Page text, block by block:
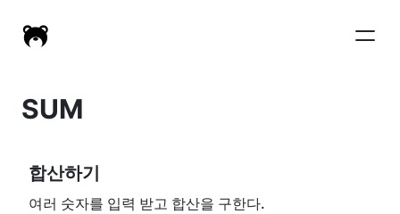
SUM
합산하기
여러 숫자를 입력 받고 합산을 구한다.